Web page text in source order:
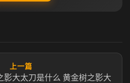
上一篇
影大太刀是什么 黄金树之影大